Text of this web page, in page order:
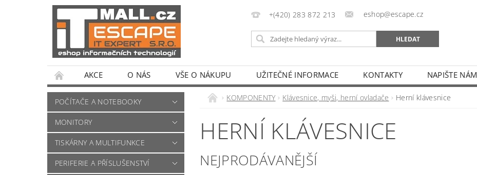
+(420) 283 872 213 eshop@escape.cz
AKCE O NÁS VŠE O NÁKUPU UŽITEČNÉ INFORMACE KONTAKTY NAPIŠTE NÁM
POČÍTAČE A NOTEBOOKY
MONITORY
TISKÁRNY A MULTIFUNKCE
PERIFERIE A PŘÍSLUŠENSTVÍ
KOMPONENTY Klávesnice, myši, herní ovladače Herní klávesnice
HERNÍ KLÁVESNICE
NEJPRODÁVANĚJŠÍ